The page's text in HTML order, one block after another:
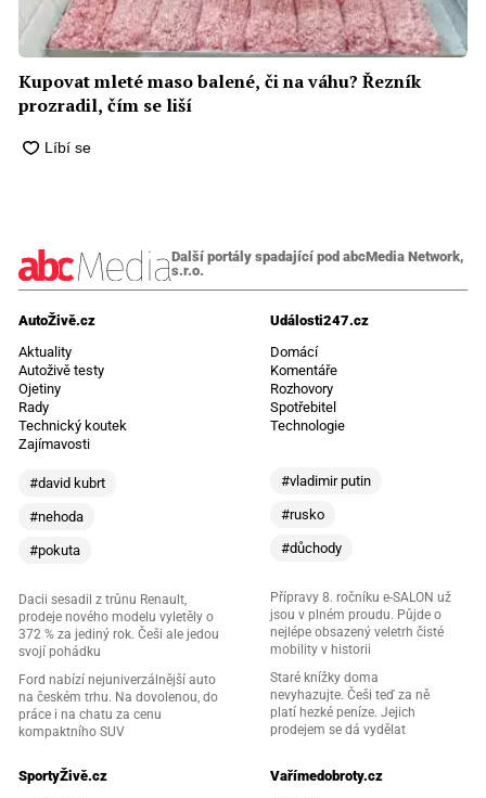
Kupovat mleté maso balené, či na váhu? Řezník
prozradil, čím se liší
Další portály spadající pod abcMedia Network,
s.r.o.
AutoŽivě.cz
Aktuality
Autoživě testy
Ojetiny
Rady
Technický koutek
Zajímavosti
#david kubrt
#nehoda
#pokuta
Dacii sesadil z trůnu Renault,
prodeje nového modelu vyletěly o
372 % za jediný rok. Češi ale jedou
svojí pohádku
Ford nabízí nejuniverzálnější auto
na českém trhu. Na dovolenou, do
práce i na chatu za cenu
kompaktního SUV
Události247.cz
Domácí
Komentáře
Rozhovory
Spotřebitel
Technologie
#vladimir putin
#rusko
#důchody
Přípravy 8. ročníku e-SALON už
jsou v plném proudu. Půjde o
nejlépe obsazený veletrh čisté
mobility v historii
Staré knížky doma
nevyhazujte. Češi teď za ně
platí hezké peníze. Jejich
prodejem se dá vydělat
SportyŽivě.cz
Vařímedobroty.cz